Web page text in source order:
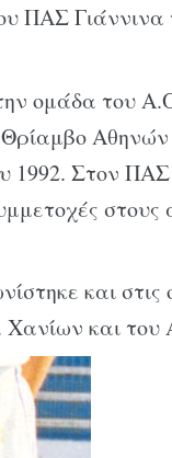
ΠΑΣ Γιάννινα
ομάδα του
1992. Στον ΠΑΣ
στους
και στις
και του